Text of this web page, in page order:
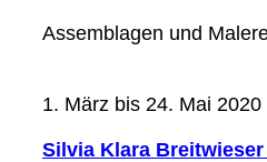
Assemblagen und
1. März bis 24. Mai 2020
Silvia Klara Breitwieser